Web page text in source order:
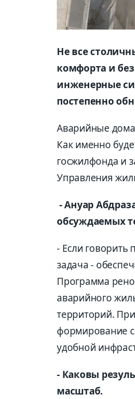
Не все
комфорта и
инженерные
постепенно
Аварийные
Как именно
госжилфонда и
Управления
- Ануар
обсуждаемых
- Если говорить
задача -
Программа
аварийного
территорий.
формирование
удобной
- Каковы
масштаб.